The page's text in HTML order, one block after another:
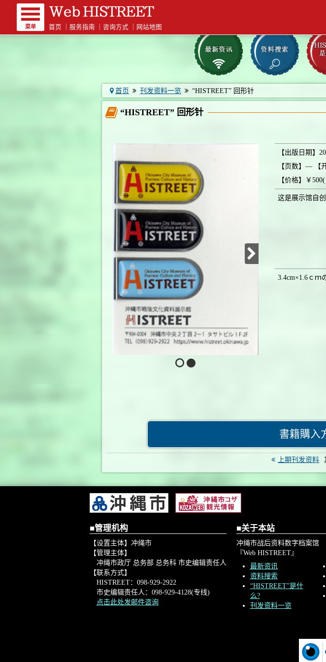
菜单 首页 服务指南 咨询方式 网站地图
首页 刊发资料一览 “HISTREET” 回形针
“HISTREET” 回形针
【出版日期】
【页数】― 【
【价格】￥
这是展示馆自创
3.4cm×1.6ｃｍ
書籍購入
上期刊发资料
■管理机构
【设置主体】冲绳市
【管理主体】
冲绳市政厅 总务部 总务科 市史编辑责任人
【联系方式】
HISTREET：098-929-2922
市史编辑责任人：098-929-4128(专线)
点击此处发邮件咨询
■关于本站
冲绳市战后资料数字档案馆
『Web HISTREET』
最新资讯
资料搜索
“HISTREET”是什
么?
刊发资料一览